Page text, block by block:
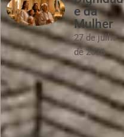
e da
Mulher
27 de julho
de 2026